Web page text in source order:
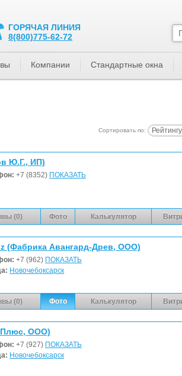
Сортировать по:
Ю.Г., ИП)
+7 (8352) ПОКАЗАТЬ
(0) Фото Калькулятор
(Фабрика Авангард-Древ, ООО)
+7 (962) ПОКАЗАТЬ
Новочебоксарск
(0) Фото Калькулятор
Плюс, ООО)
+7 (927) ПОКАЗАТЬ
Новочебоксарск
ГОРЯЧАЯ ЛИНИЯ
8(800)775-62-72
Компании Стандартные окна